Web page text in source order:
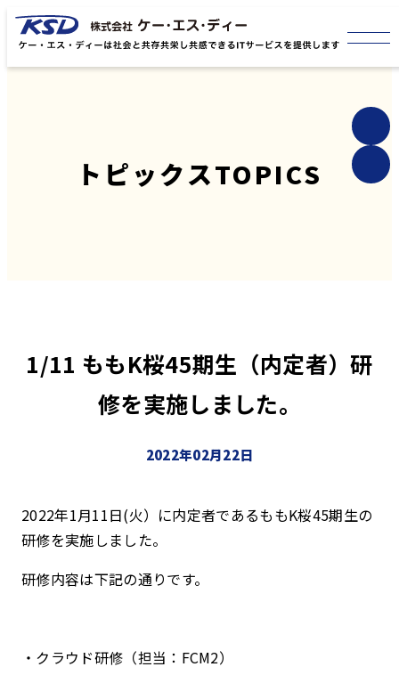
トピックスTOPICS
1/11 ももK桜45期生（内定者）研
修を実施しました。
2022年02月22日
2022年1月11日(火）に内定者であるももK桜45期生の
研修を実施しました。
研修内容は下記の通りです。
・クラウド研修（担当：FCM2）